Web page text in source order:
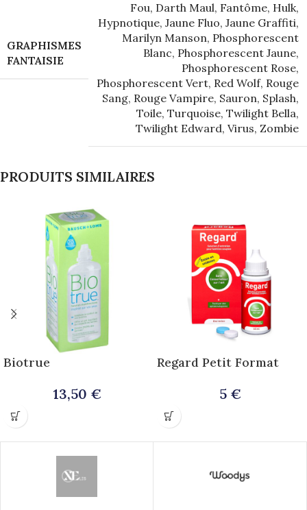
GRAPHISMES
FANTAISIE
Fou, Darth Maul, Fantôme, Hulk,
Hypnotique, Jaune Fluo, Jaune Graffiti,
Marilyn Manson, Phosphorescent
Blanc, Phosphorescent Jaune,
Phosphorescent Rose,
Phosphorescent Vert, Red Wolf, Rouge
Sang, Rouge Vampire, Sauron, Splash,
Toile, Turquoise, Twilight Bella,
Twilight Edward, Virus, Zombie
PRODUITS SIMILAIRES
Biotrue
13,50 €
Regard Petit Format
5 €